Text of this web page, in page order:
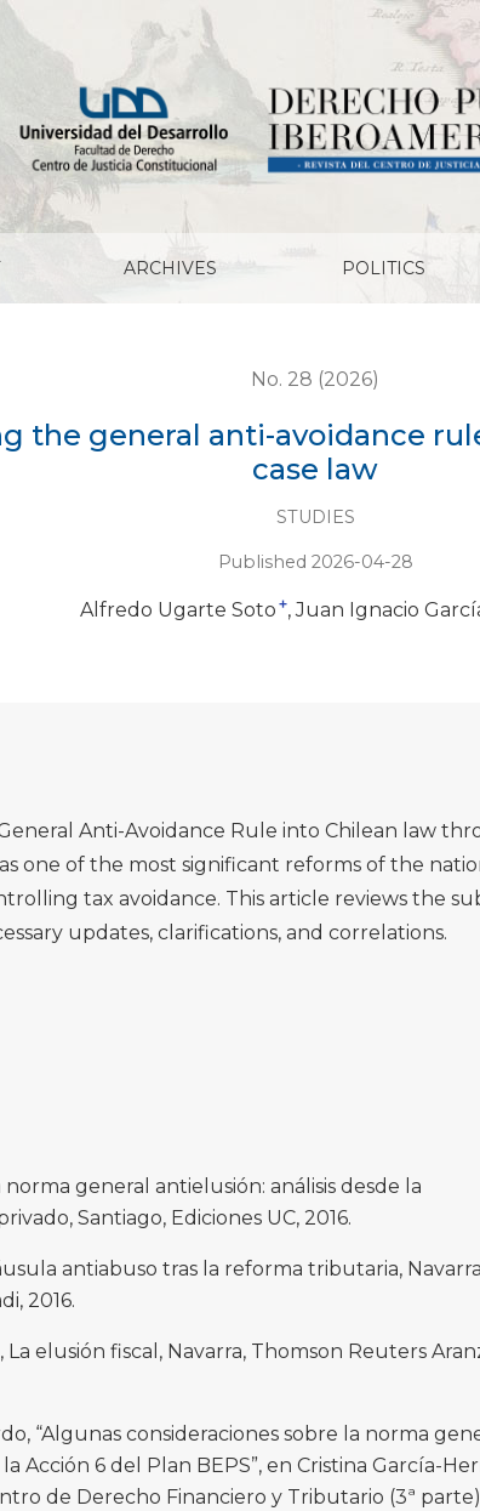
avoidance rule and its enshrinement in
ARCHIVES POLITICS
No. 28 (2026)
the general anti-avoidance
case law
STUDIES
Published 2026-04-28
Alfredo Ugarte Soto + Juan Ignacio
Anti-Avoidance Rule into Chilean law
one of the most significant reforms of the
tax avoidance. This article reviews the
updates, clarifications, and correlations.
norma general antielusión: análisis desde la
Santiago, Ediciones UC, 2016.
antiabuso tras la reforma tributaria,
2016.
La elusión fiscal, Navarra, Thomson Reuters
“Algunas consideraciones sobre la norma
Acción 6 del Plan BEPS”, en Cristina García-
de Derecho Financiero y Tributario (3ª